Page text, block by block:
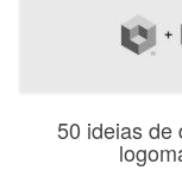
50 ideias de